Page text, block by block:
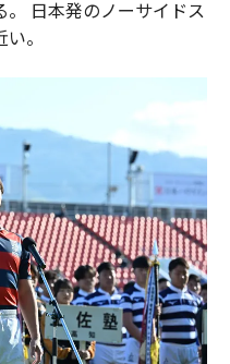
日本発のノーサイドス
。